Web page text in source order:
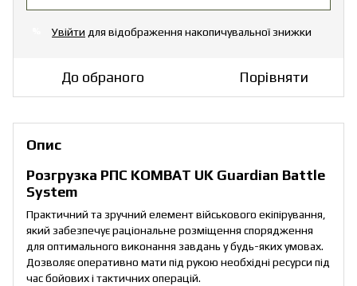
Увійти для відображення накопичувальної знижки
До обраного Порівняти
Опис
Розгрузка РПС KOMBAT UK Guardian Battle
System
Практичний та зручний елемент військового екіпірування,
який забезпечує раціональне розміщення спорядження
для оптимального виконання завдань у будь-яких умовах.
Дозволяє оперативно мати під рукою необхідні ресурси під
час бойових і тактичних операцій.